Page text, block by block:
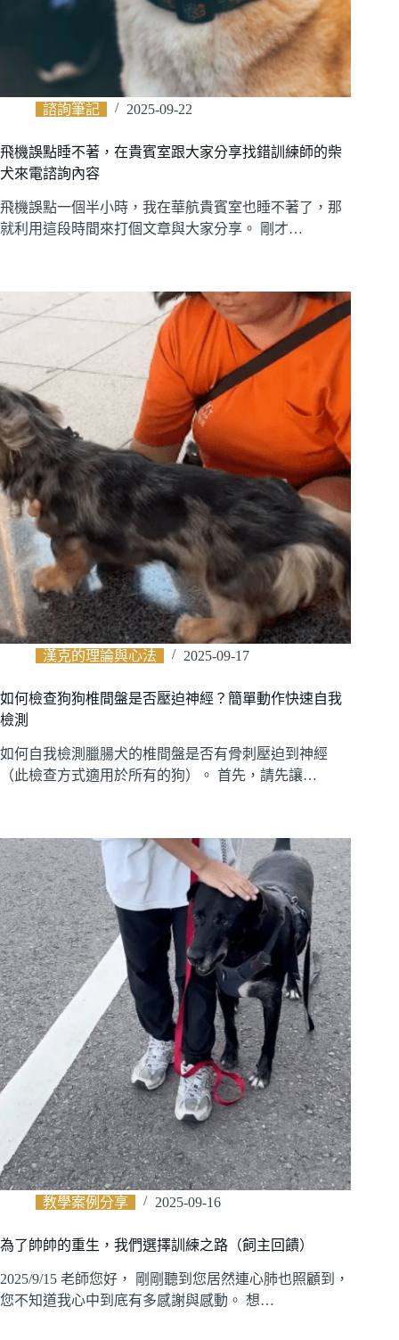
諮詢筆記 2025-09-22
飛機誤點睡不著，在貴賓室跟大家分享找錯訓練師的柴
犬來電諮詢內容
飛機誤點一個半小時，我在華航貴賓室也睡不著了，那
就利用這段時間來打個文章與大家分享。 剛才…
漢克的理論與心法 2025-09-17
如何檢查狗狗椎間盤是否壓迫神經？簡單動作快速自我
檢測
如何自我檢測臘腸犬的椎間盤是否有骨刺壓迫到神經
（此檢查方式適用於所有的狗）。 首先，請先讓…
教學案例分享 2025-09-16
為了帥帥的重生，我們選擇訓練之路（飼主回饋）
2025/9/15 老師您好， 剛剛聽到您居然連心肺也照顧到，
您不知道我心中到底有多感謝與感動。 想…